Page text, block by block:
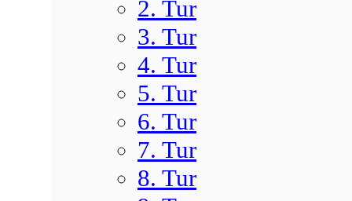
2. Tur
3. Tur
4. Tur
5. Tur
6. Tur
7. Tur
8. Tur